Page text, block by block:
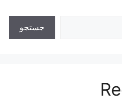
جستجو